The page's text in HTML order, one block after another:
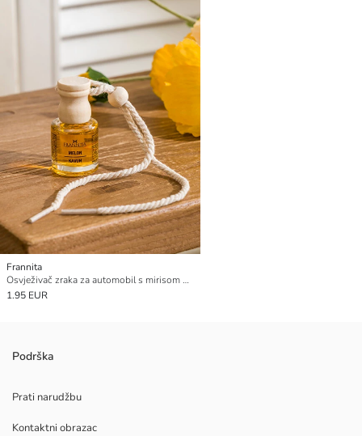
Frannita
Osvježivač zraka za automobil s mirisom dinje 8 ml
1.95 EUR
Podrška
Prati narudžbu
Kontaktni obrazac